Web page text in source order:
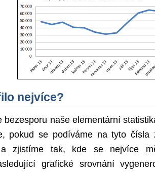
nejvíce?
bezesporu naše elementární
pokud se podíváme na tyto čísla
a zjistíme tak, kde se nejvíce
grafické srovnání